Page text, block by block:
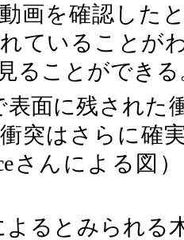
画を確認した
ていることが
ることができる
表面に残された
突はさらに確
さんによる
よるとみられる